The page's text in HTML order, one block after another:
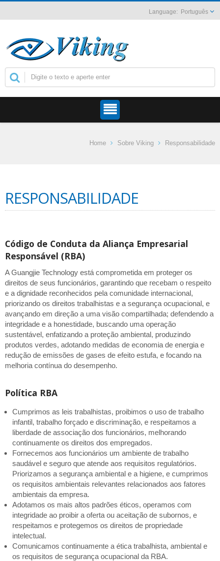
Português
Home Sobre Viking Responsabilidade
RESPONSABILIDADE
Código de Conduta da Aliança Empresarial
Responsável (RBA)
A Guangjie Technology está comprometida em proteger os
direitos de seus funcionários, garantindo que recebam o respeito
e a dignidade reconhecidos pela comunidade internacional,
priorizando os direitos trabalhistas e a segurança ocupacional, e
avançando em direção a uma visão compartilhada; defendendo a
integridade e a honestidade, buscando uma operação
sustentável, enfatizando a proteção ambiental, produzindo
produtos verdes, adotando medidas de economia de energia e
redução de emissões de gases de efeito estufa, e focando na
melhoria contínua do desempenho.
Política RBA
Cumprimos as leis trabalhistas, proibimos o uso de trabalho
infantil, trabalho forçado e discriminação, e respeitamos a
liberdade de associação dos funcionários, melhorando
continuamente os direitos dos empregados.
Fornecemos aos funcionários um ambiente de trabalho
saudável e seguro que atende aos requisitos regulatórios.
Priorizamos a segurança ambiental e a higiene, e cumprimos
os requisitos ambientais relevantes relacionados aos fatores
ambientais da empresa.
Adotamos os mais altos padrões éticos, operamos com
integridade ao proibir a oferta ou aceitação de subornos, e
respeitamos e protegemos os direitos de propriedade
intelectual.
Comunicamos continuamente a ética trabalhista, ambiental e
os requisitos de segurança ocupacional da RBA.